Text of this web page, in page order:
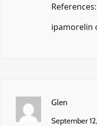
References:
ipamorelin
Glen
September